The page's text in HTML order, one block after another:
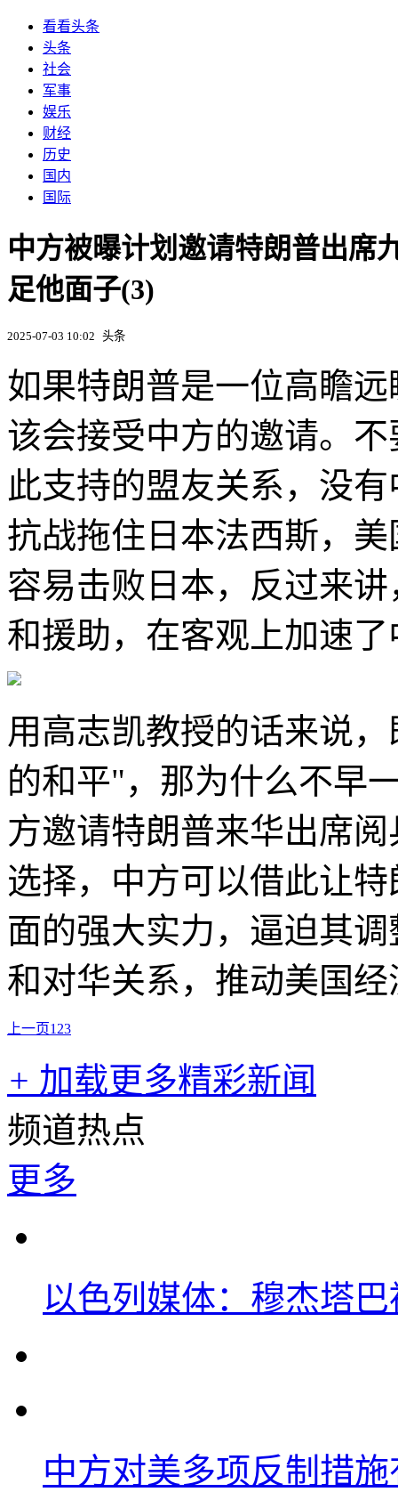
看看头条
头条
社会
军事
娱乐
财经
历史
国内
国际
中方被曝计划邀请特朗普出席
足他面子(3)
2025-07-03 10:02 头条
如果特朗普是一位高瞻
该会接受中方的邀请。
此支持的盟友关系，没
抗战拖住日本法西斯，
容易击败日本，反过来
和援助，在客观上加速
用高志凯教授的话来说
的和平"，那为什么不早
方邀请特朗普来华出席
选择，中方可以借此让
面的强大实力，逼迫其
和对华关系，推动美国
上一页1 23
+ 加载更多精彩新闻
频道热点
更多
以色列媒体：穆杰塔
中方对美多项反制措